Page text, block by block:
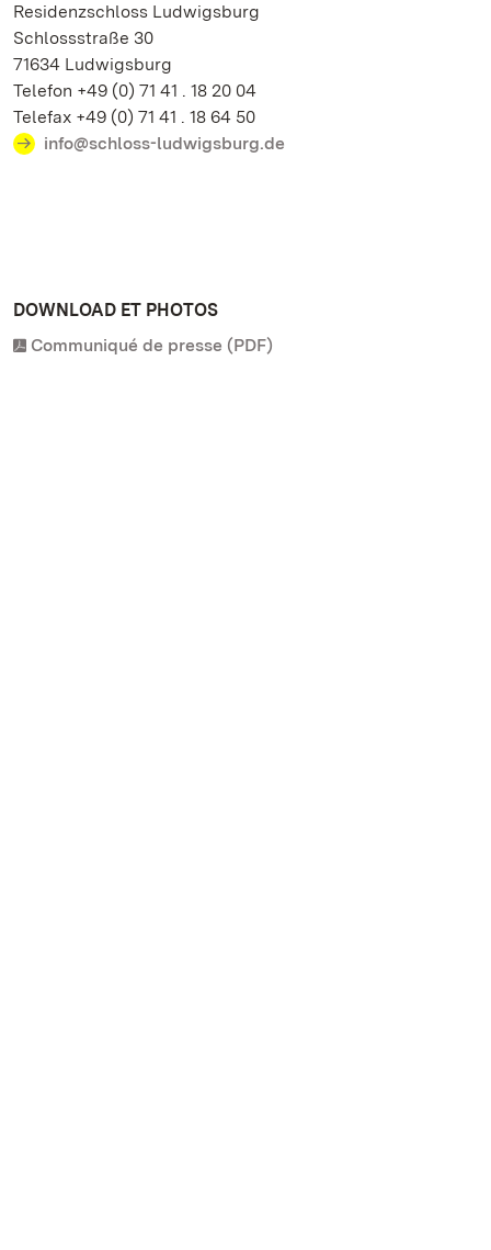
Residenzschloss Ludwigsburg
Schlossstraße 30
71634 Ludwigsburg
Telefon +49 (0) 71 41 . 18 20 04
Telefax +49 (0) 71 41 . 18 64 50
info@schloss-ludwigsburg.de
DOWNLOAD ET PHOTOS
Communiqué de presse (PDF)